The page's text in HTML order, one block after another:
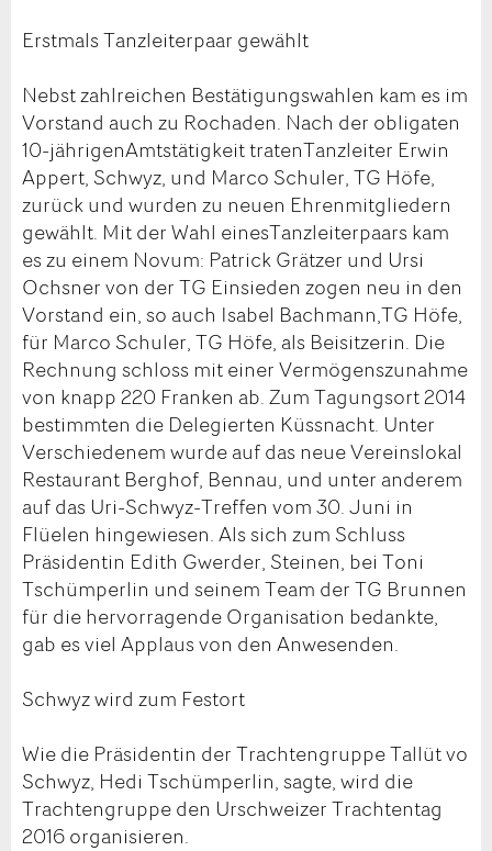
Erstmals Tanzleiterpaar gewählt
Nebst zahlreichen Bestätigungswahlen kam es im
Vorstand auch zu Rochaden. Nach der obligaten
10-jährigenAmtstätigkeit tratenTanzleiter Erwin
Appert, Schwyz, und Marco Schuler, TG Höfe,
zurück und wurden zu neuen Ehrenmitgliedern
gewählt. Mit der Wahl einesTanzleiterpaars kam
es zu einem Novum: Patrick Grätzer und Ursi
Ochsner von der TG Einsieden zogen neu in den
Vorstand ein, so auch Isabel Bachmann,TG Höfe,
für Marco Schuler, TG Höfe, als Beisitzerin. Die
Rechnung schloss mit einer Vermögenszunahme
von knapp 220 Franken ab. Zum Tagungsort 2014
bestimmten die Delegierten Küssnacht. Unter
Verschiedenem wurde auf das neue Vereinslokal
Restaurant Berghof, Bennau, und unter anderem
auf das Uri-Schwyz-Treffen vom 30. Juni in
Flüelen hingewiesen. Als sich zum Schluss
Präsidentin Edith Gwerder, Steinen, bei Toni
Tschümperlin und seinem Team der TG Brunnen
für die hervorragende Organisation bedankte,
gab es viel Applaus von den Anwesenden.
Schwyz wird zum Festort
Wie die Präsidentin der Trachtengruppe Tallüt vo
Schwyz, Hedi Tschümperlin, sagte, wird die
Trachtengruppe den Urschweizer Trachtentag
2016 organisieren.